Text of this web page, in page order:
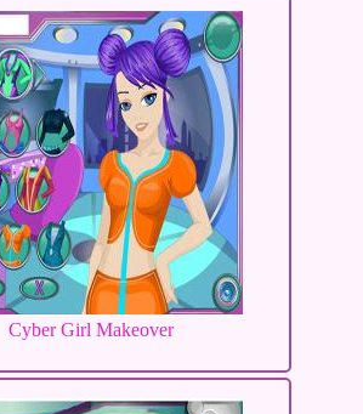
Cyber Girl Makeover